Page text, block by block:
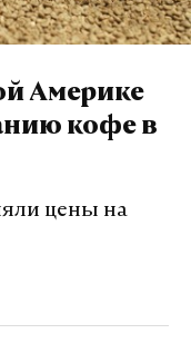
Америке
кофе в
цены на